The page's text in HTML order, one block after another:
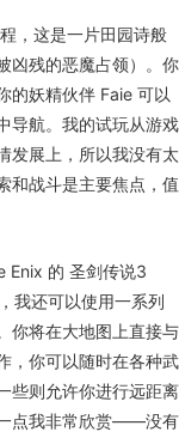
，这是一片田园诗般
凶残的恶魔占领）。你
的妖精伙伴 Faie 可以
导航。我的试玩从游戏
发展上，所以我没有太
和战斗是主要焦点，值
Enix 的 圣剑传说3
我还可以使用一系列
你将在大地图上直接与
，你可以随时在各种武
些则允许你进行远距离
点我非常欣赏——没有